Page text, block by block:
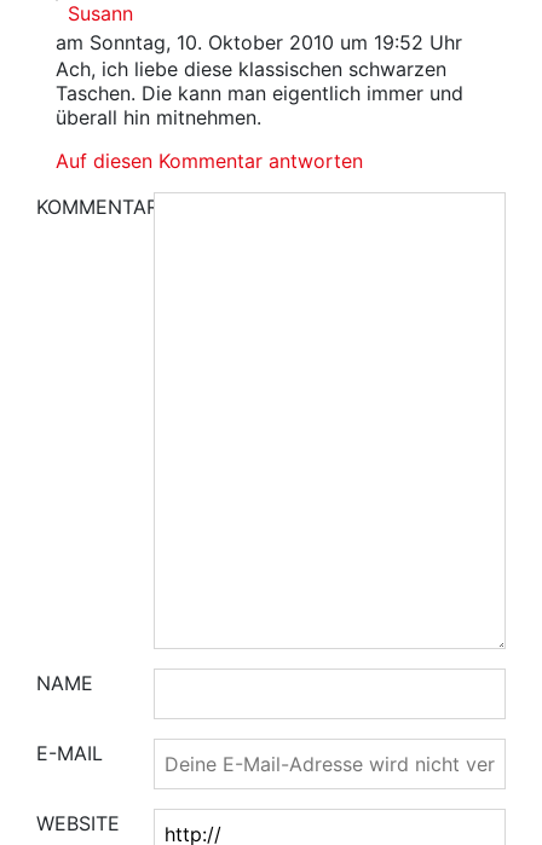
Susann
am Sonntag, 10. Oktober 2010 um 19:52 Uhr
Ach, ich liebe diese klassischen schwarzen
Taschen. Die kann man eigentlich immer und
überall hin mitnehmen.
Auf diesen Kommentar antworten
KOMMENTAR
NAME
E-MAIL
WEBSITE